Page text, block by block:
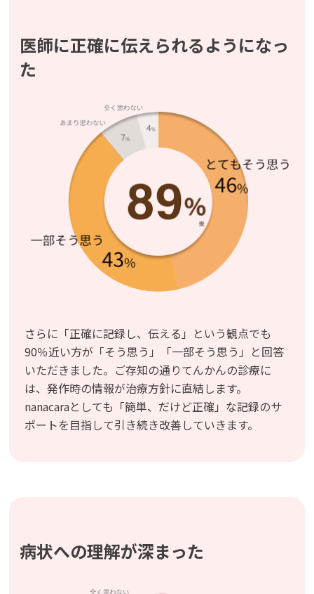
医師に正確に伝えられるようになっ
た
さらに「正確に記録し、伝える」という観点でも
90％近い方が「そう思う」「一部そう思う」と回答
いただきました。ご存知の通りてんかんの診療に
は、発作時の情報が治療方針に直結します。
nanacaraとしても「簡単、だけど正確」な記録のサ
ポートを目指して引き続き改善していきます。
病状への理解が深まった